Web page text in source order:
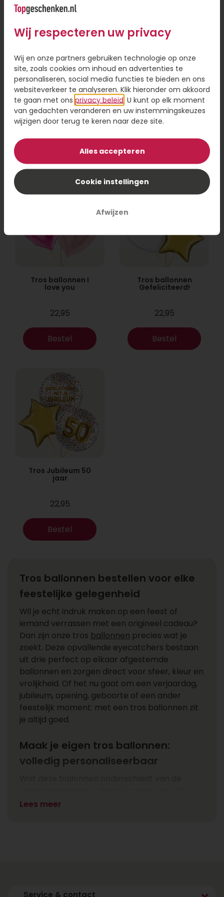
Tros ballonnen It's
a girl
22,95
Tros ballonnen Jij
bent een topper
22,95
Tros ballonnen I
love you
22,95
Bestel
Tros ballonnen
Gefeliciteerd!
22,95
Bestel
Tros Jubileum 50
jaar
22,95
Bestel
Tros ballonnen bestellen voor elke
feestelijke gelegenheid
Wil je echt indruk maken op een feest of
iemand verrassen met een origineel cadeau?
Dan zijn onze tros ballonnen precies wat je
zoekt. Deze opvallende eyecatchers bestaan
uit drie perfect op elkaar afgestemde
ballonnen en zorgen direct voor sfeer, kleur en
vrolijkheid. Of het nu gaat om een verjaardag,
jubileum, opening, geboorte of een ander
feestelijk moment: met een tros ballonnen zit
je altijd goed.
Maak je eigen tros ballonnen:
volledig personaliseerbaar
ballon nu een set van drie ontvangt. Daarnaast
Lees meer
Service & contact
Wij respecteren uw privacy
Wij en onze partners gebruiken technologie op onze
site, zoals cookies om inhoud en advertenties te
personaliseren, social media functies te bieden en ons
websiteverkeer te analyseren. Klik hieronder om akkoord
te gaan met ons privacy beleid . U kunt op elk moment
van gedachten veranderen en uw instemmingskeuzes
wijzigen door terug te keren naar deze site.
Alles accepteren
Cookie instellingen
Afwijzen